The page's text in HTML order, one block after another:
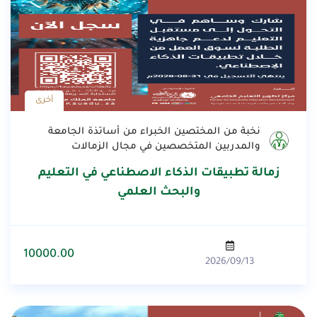
أخرى
نخبة من المختصين الخبراء من أساتذة الجامعة
والمدربين المتخصصين في مجال الزمالات
زمالة تطبيقات الذكاء الاصطناعي في التعليم
والبحث العلمي
2026/09/13
10000.00